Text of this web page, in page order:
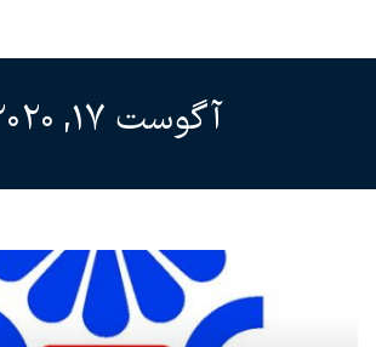
آگوست 17, 2020